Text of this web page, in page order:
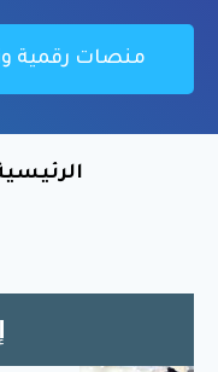
منصات رقمية